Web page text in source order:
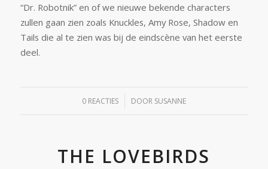
“Dr. Robotnik” en of we nieuwe bekende characters
zullen gaan zien zoals Knuckles, Amy Rose, Shadow en
Tails die al te zien was bij de eindscène van het eerste
deel.
0 REACTIES
/ DOOR SUSANNE
THE LOVEBIRDS